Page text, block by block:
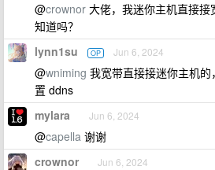
@crownor 大佬，我迷你主机直接
知道吗？
lynn1su OP Jun 6, 2024
@wniming 我宽带直接接迷你主机
置 ddns
mylara Jun 6, 2024
@capella 谢谢
crownor Jun 6, 2024